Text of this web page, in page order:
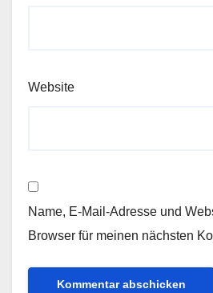
Website
Name, E-Mail-Adresse und
Browser für meinen nächsten